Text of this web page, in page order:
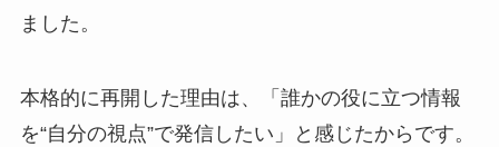
ました。
本格的に再開した理由は、「誰かの役に立つ情報
を“自分の視点”で発信したい」と感じたからです。